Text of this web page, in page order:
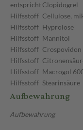
entsprichtClopidogrel
Hilfsstoff Cellulose,
Hilfsstoff Hyprolose
Hilfsstoff Mannitol
Hilfsstoff Crospovidon
Hilfsstoff
Hilfsstoff Macrogol
Hilfsstoff Stearinsäure
Aufbewahrung
Aufbewahrung